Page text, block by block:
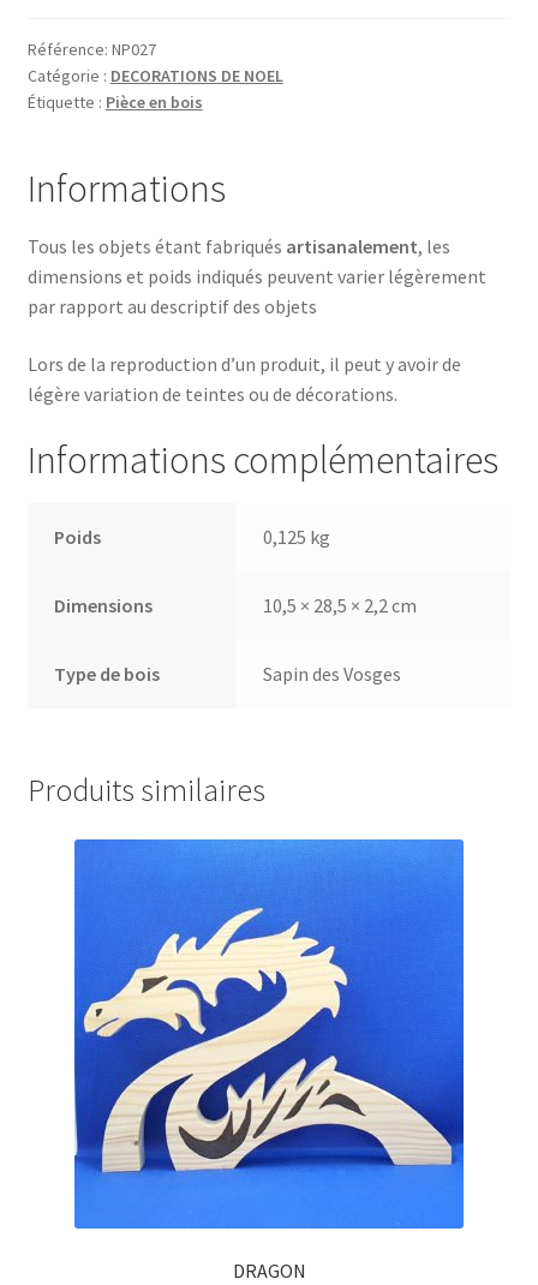
Référence: NP027
Catégorie : DECORATIONS DE NOEL
Étiquette : Pièce en bois
Informations
Tous les objets étant fabriqués artisanalement, les
dimensions et poids indiqués peuvent varier légèrement
par rapport au descriptif des objets
Lors de la reproduction d’un produit, il peut y avoir de
légère variation de teintes ou de décorations.
Informations complémentaires
Poids 0,125 kg
Dimensions 10,5 × 28,5 × 2,2 cm
Type de bois Sapin des Vosges
Produits similaires
DRAGON